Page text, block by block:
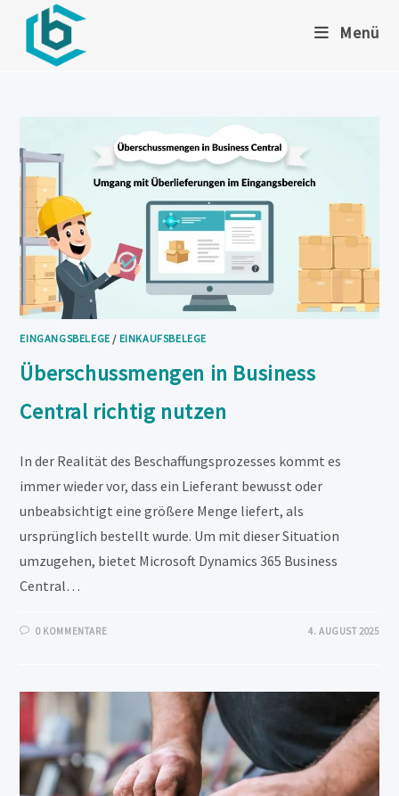
springen
Menü
EINGANGSBELEGE / EINKAUFSBELEGE
Überschussmengen in Business
Central richtig nutzen
In der Realität des Beschaffungsprozesses kommt es
immer wieder vor, dass ein Lieferant bewusst oder
unbeabsichtigt eine größere Menge liefert, als
ursprünglich bestellt wurde. Um mit dieser Situation
umzugehen, bietet Microsoft Dynamics 365 Business
Central…
0 KOMMENTARE 4. AUGUST 2025